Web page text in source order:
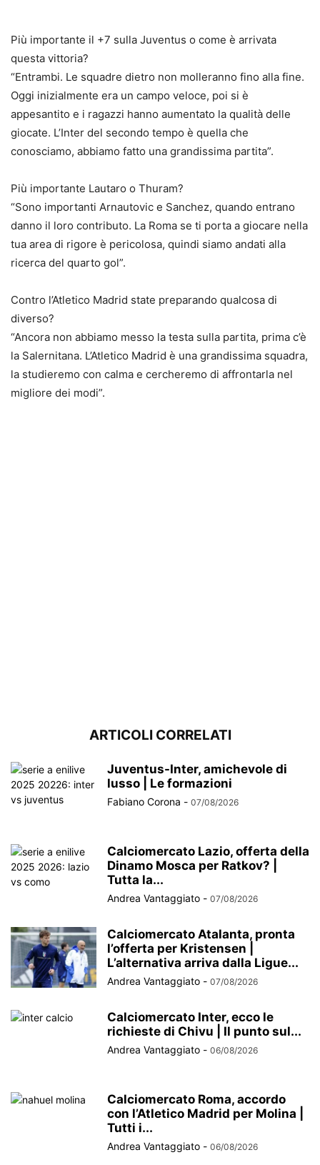
Più importante il +7 sulla Juventus o come è arrivata
questa vittoria?
“Entrambi. Le squadre dietro non molleranno fino alla fine.
Oggi inizialmente era un campo veloce, poi si è
appesantito e i ragazzi hanno aumentato la qualità delle
giocate. L’Inter del secondo tempo è quella che
conosciamo, abbiamo fatto una grandissima partita”.
Più importante Lautaro o Thuram?
“Sono importanti Arnautovic e Sanchez, quando entrano
danno il loro contributo. La Roma se ti porta a giocare nella
tua area di rigore è pericolosa, quindi siamo andati alla
ricerca del quarto gol”.
Contro l’Atletico Madrid state preparando qualcosa di
diverso?
“Ancora non abbiamo messo la testa sulla partita, prima c’è
la Salernitana. L’Atletico Madrid è una grandissima squadra,
la studieremo con calma e cercheremo di affrontarla nel
migliore dei modi”.
ARTICOLI CORRELATI
Juventus-Inter, amichevole di
lusso | Le formazioni
Fabiano Corona - 07/08/2026
Calciomercato Lazio, offerta della
Dinamo Mosca per Ratkov? |
Tutta la...
Andrea Vantaggiato - 07/08/2026
Calciomercato Atalanta, pronta
l’offerta per Kristensen |
L’alternativa arriva dalla Ligue...
Andrea Vantaggiato - 07/08/2026
Calciomercato Inter, ecco le
richieste di Chivu | Il punto sul...
Andrea Vantaggiato - 06/08/2026
Calciomercato Roma, accordo
con l’Atletico Madrid per Molina |
Tutti i...
Andrea Vantaggiato - 06/08/2026